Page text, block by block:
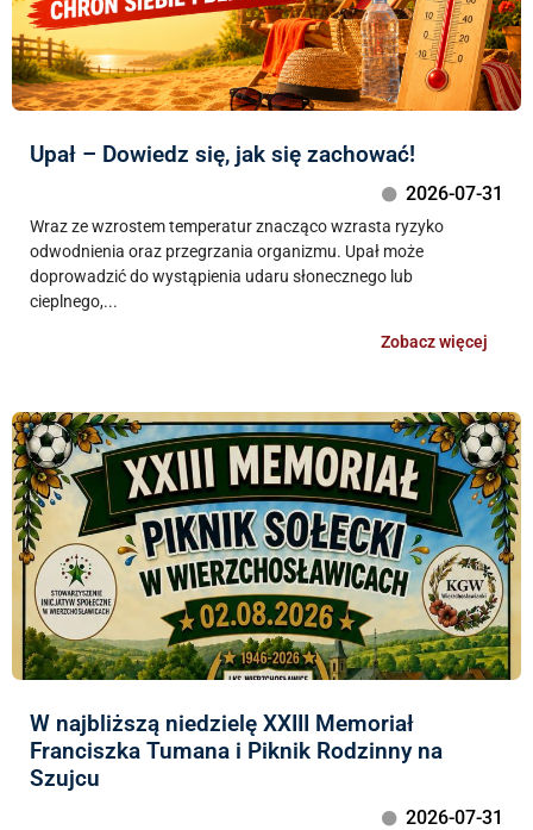
Upał – Dowiedz się, jak się zachować!
2026-07-31
Wraz ze wzrostem temperatur znacząco wzrasta ryzyko
odwodnienia oraz przegrzania organizmu. Upał może
doprowadzić do wystąpienia udaru słonecznego lub
cieplnego,...
Zobacz więcej
W najbliższą niedzielę XXIII Memoriał
Franciszka Tumana i Piknik Rodzinny na
Szujcu
2026-07-31